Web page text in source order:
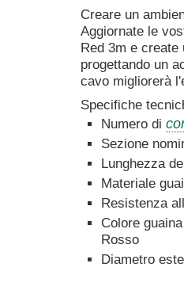
Creare un
Aggiornate le
Red 3m e
progettando un
cavo migliorerà
Specifiche
Numero di
Sezione
Lunghezza
Materiale
Resistenza
Colore
Rosso
Diametro